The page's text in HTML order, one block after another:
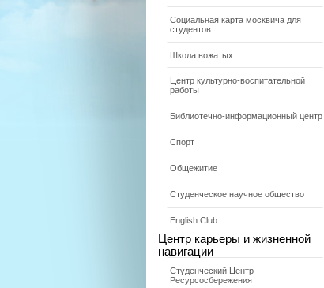
Социальная карта москвича для
студентов
Школа вожатых
Центр культурно-воспитательной
работы
Библиотечно-информационный центр
Спорт
Общежитие
Студенческое научное общество
English Club
Центр карьеры и жизненной
навигации
Студенческий Центр
Ресурсосбережения